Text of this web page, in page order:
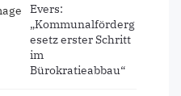
Evers:
„Kommunalförderg
esetz erster Schritt
im
Bürokratieabbau“